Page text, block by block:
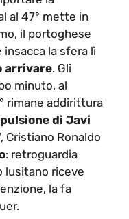
al 47° mette in
il portoghese
la sfera lì
arrivare. Gli
minuto, al
rimane addirittura
di Javi
Cristiano Ronaldo
: retroguardia
lusitano riceve
la fa